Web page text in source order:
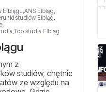
Elblągu,ANS Elbląg,
studiów Elbląg,
,
,Top studia Elbląg
z
studiów, chętnie
ze względu na